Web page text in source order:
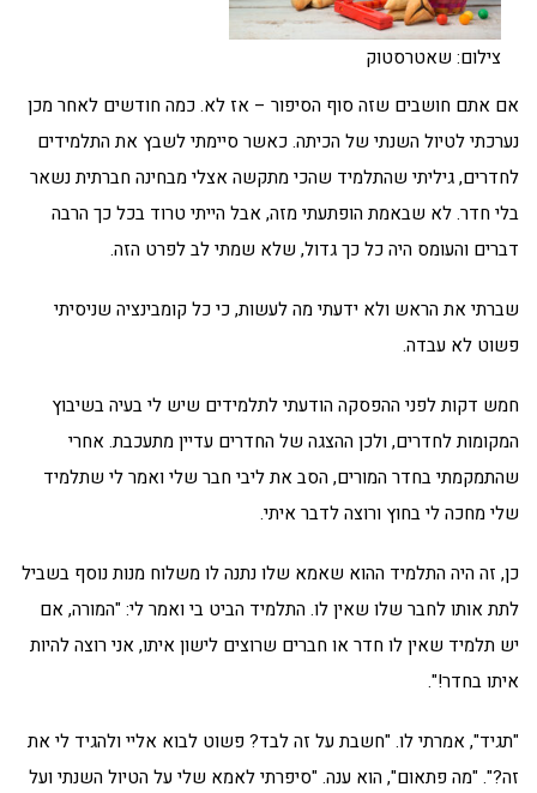
צילום: שאטרסטוק
אם אתם חושבים שזה סוף הסיפור – אז לא. כמה חודשים לאחר מכן
נערכתי לטיול השנתי של הכיתה. כאשר סיימתי לשבץ את התלמידים
לחדרים, גיליתי שהתלמיד שהכי מתקשה אצלי מבחינה חברתית נשאר
בלי חדר. לא שבאמת הופתעתי מזה, אבל הייתי טרוד בכל כך הרבה
דברים והעומס היה כל כך גדול, שלא שמתי לב לפרט הזה.
שברתי את הראש ולא ידעתי מה לעשות, כי כל קומבינציה שניסיתי
פשוט לא עבדה.
חמש דקות לפני ההפסקה הודעתי לתלמידים שיש לי בעיה בשיבוץ
המקומות לחדרים, ולכן ההצגה של החדרים עדיין מתעכבת. אחרי
שהתמקמתי בחדר המורים, הסב את ליבי חבר שלי ואמר לי שתלמיד
שלי מחכה לי בחוץ ורוצה לדבר איתי.
כן, זה היה התלמיד ההוא שאמא שלו נתנה לו משלוח מנות נוסף בשביל
לתת אותו לחבר שלו שאין לו. התלמיד הביט בי ואמר לי: "המורה, אם
יש תלמיד שאין לו חדר או חברים שרוצים לישון איתו, אני רוצה להיות
איתו בחדר!".
"תגיד", אמרתי לו. "חשבת על זה לבד? פשוט לבוא אליי ולהגיד לי את
זה?". "מה פתאום", הוא ענה. "סיפרתי לאמא שלי על הטיול השנתי ועל